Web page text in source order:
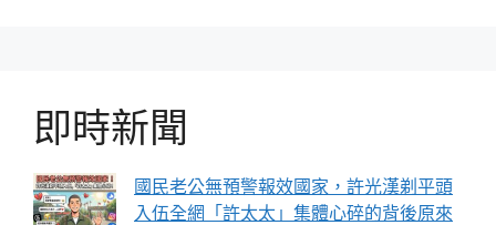
即時新聞
國民老公無預警報效國家，許光漢剃平頭
入伍全網「許太太」集體心碎的背後原來